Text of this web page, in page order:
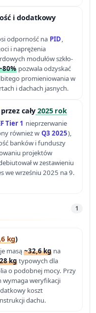
i dodatkowy
odporność na PID,
i naprężenia
modułów szkło-
pozwala odzyskać
promieniowania w
i dachach jasnych.
przez cały2025 rok
Tier 1 nieprzerwanie
również w Q3 2025),
banków i funduszy
projektów
w zestawieniu
we wrześniu 2025 na 9.
1
kg)
masą~32,6 kg na
28 kg typowych dla
o podobnej mocy. Przy
wymaga weryfikacji
koszt
dachu.